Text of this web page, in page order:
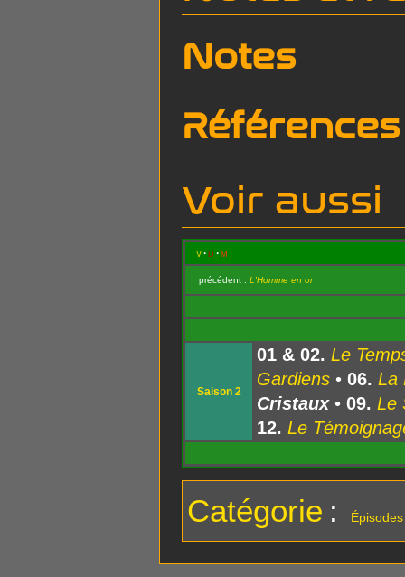
Notes
Références
Voir aussi
v d m
précédent :L'Homme en or
Saison 2
01 & 02. Le
Gardiens •06. La
Cristaux•09. Le
12. Le
Catégorie : Épisodes